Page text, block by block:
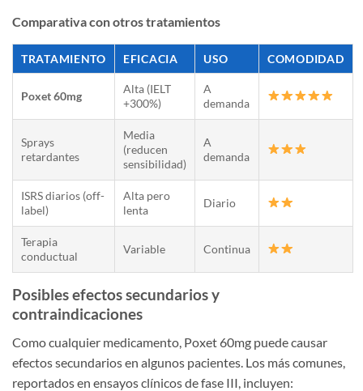
Comparativa con otros tratamientos
TRATAMIENTO EFICACIA USO COMODIDAD
Poxet 60mg
Alta (IELT
+300%)
A
demanda
Sprays
retardantes
Media
(reducen
sensibilidad)
A
demanda
ISRS diarios (off-
label)
Alta pero
lenta
Diario
Terapia
conductual
Variable Continua
Posibles efectos secundarios y
contraindicaciones
Como cualquier medicamento, Poxet 60mg puede causar
efectos secundarios en algunos pacientes. Los más comunes,
reportados en ensayos clínicos de fase III, incluyen: